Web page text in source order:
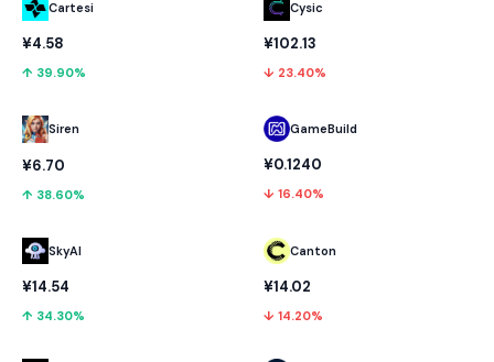
Cartesi
¥4.58
↑ 39.90%
Siren
¥6.70
↑ 38.60%
SkyAI
¥14.54
↑ 34.30%
Cysic
¥102.13
↓ 23.40%
GameBuild
¥0.1240
↓ 16.40%
Canton
¥14.02
↓ 14.20%